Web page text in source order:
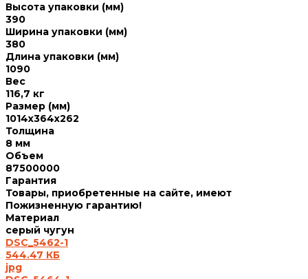
Высота упаковки (мм)
390
Ширина упаковки (мм)
380
Длина упаковки (мм)
1090
Вес
116,7 кг
Размер (мм)
1014x364x262
Толщина
8 мм
Объем
87500000
Гарантия
Товары, приобретенные на сайте, имеют
Пожизненную гарантию!
Материал
серый чугун
DSC_5462-1
544.47 КБ
jpg